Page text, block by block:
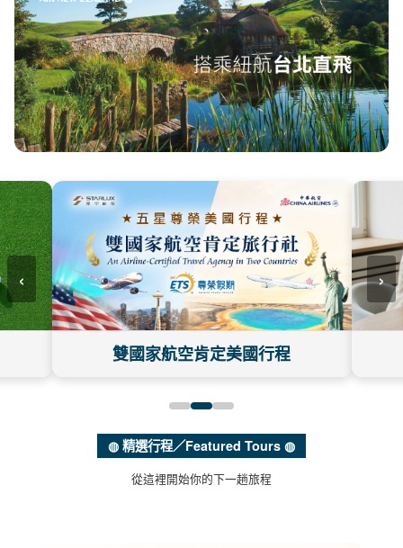
‹
雙國家航空肯定美國行程
›
◍ 精選行程／Featured Tours ◍
從這裡開始你的下一趟旅程